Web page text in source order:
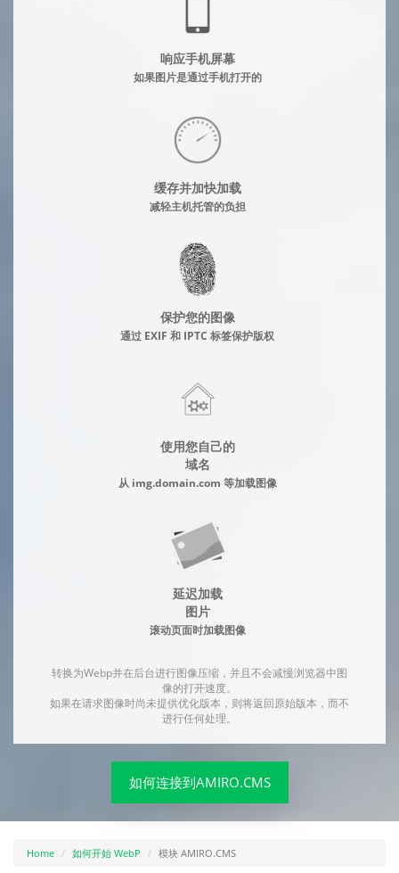
响应手机屏幕
如果图片是通过手机打开的
缓存并加快加载
减轻主机托管的负担
保护您的图像
通过 EXIF 和 IPTC 标签保护版权
使用您自己的
域名
从 img.domain.com 等加载图像
延迟加载
图片
滚动页面时加载图像
转换为Webp并在后台进行图像压缩，并且不会减慢浏览器中图
像的打开速度。
如果在请求图像时尚未提供优化版本，则将返回原始版本，而不
进行任何处理。
如何连接到AMIRO.CMS
Home 如何开始 WebP 模块 AMIRO.CMS